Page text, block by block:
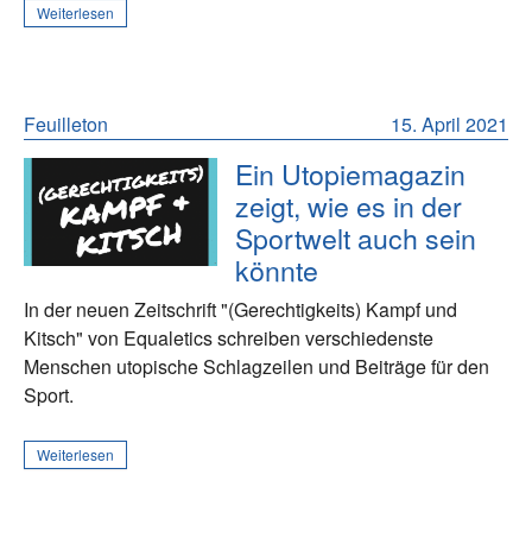
Weiterlesen
15. April 2021
Feuilleton
Ein Utopiemagazin
zeigt, wie es in der
Sportwelt auch sein
könnte
In der neuen Zeitschrift "(Gerechtigkeits) Kampf und
Kitsch" von Equaletics schreiben verschiedenste
Menschen utopische Schlagzeilen und Beiträge für den
Sport.
Weiterlesen